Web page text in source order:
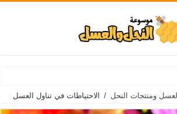
ومنتجات النحل / الاحتياطات في تناول العسل